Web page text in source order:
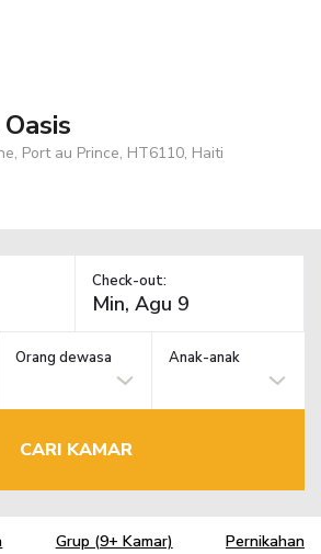
Port au Prince, HT6110, Haiti
Check-out:
Orang dewasa Anak-anak
CARI KAMAR
Grup (9+ Kamar) Pernikahan